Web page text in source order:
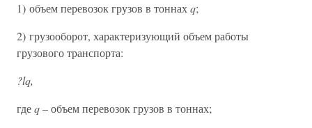
1) объем перевозок грузов в тоннахq;
2) грузооборот, характеризующий объем работы
грузового транспорта:
?lq,
гдеq– объем перевозок грузов в тоннах;